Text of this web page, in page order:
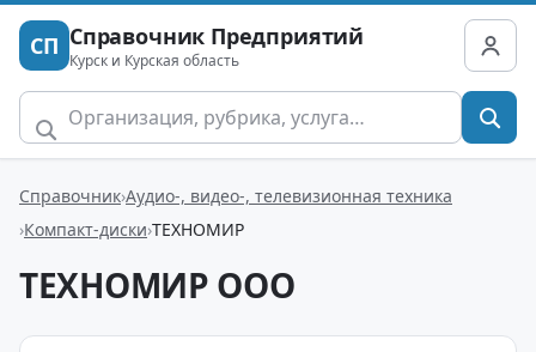
СП Справочник Предприятий
Курск и Курская область
Справочник Аудио-, видео-, телевизионная техника
Компакт-диски ТЕХНОМИР
ТЕХНОМИР ООО